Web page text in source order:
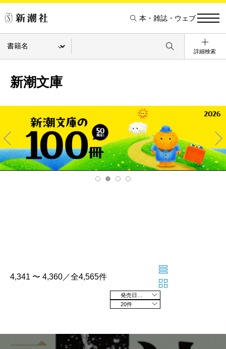
本・雑誌・ウェブ
詳細検索
新潮文庫
Pre
v
Ne
xt
4,341 〜 4,360／全4,565件
20件